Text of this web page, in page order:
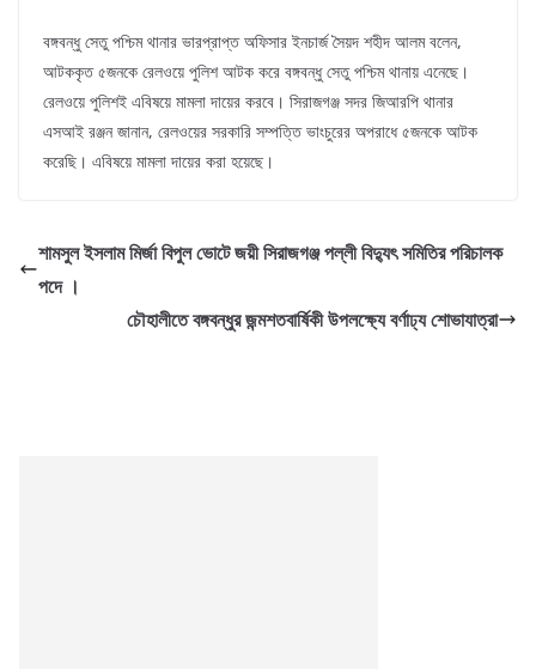
বঙ্গবন্ধু সেতু পশ্চিম থানার ভারপ্রাপ্ত অফিসার ইনচার্জ সৈয়দ শহীদ আলম বলেন,
আটককৃত ৫জনকে রেলওয়ে পুলিশ আটক করে বঙ্গবন্ধু সেতু পশ্চিম থানায় এনেছে।
রেলওয়ে পুলিশই এবিষয়ে মামলা দায়ের করবে। সিরাজগঞ্জ সদর জিআরপি থানার
এসআই রঞ্জন জানান, রেলওয়ের সরকারি সম্পত্তি ভাংচুরের অপরাধে ৫জনকে আটক
করেছি। এবিষয়ে মামলা দায়ের করা হয়েছে।
শামসুল ইসলাম মির্জা বিপুল ভোটে জয়ী সিরাজগঞ্জ পল্লী বিদ্যুৎ সমিতির পরিচালক
পদে ।
চৌহালীতে বঙ্গবন্ধুর জন্মশতবার্ষিকী উপলক্ষ্যে বর্ণাঢ্য শোভাযাত্রা